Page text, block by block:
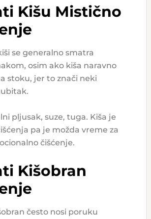
Kišu Mistično
se generalno smatra
osim ako kiša naravno
stoku, jer to znači neki
pljusak, suze, tuga. Kiša je
pa je možda vreme za
čišćenje.
Kišobran
često nosi poruku